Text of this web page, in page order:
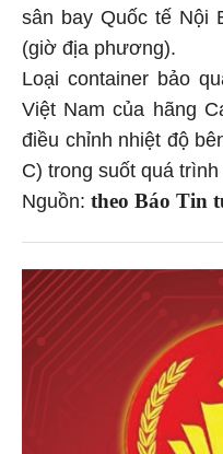
sân bay Quốc tế Nội
(giờ địa phương).
Loại container bảo
Việt Nam của hãng
điều chỉnh nhiệt độ
C) trong suốt quá
Nguồn: theo Báo Tin